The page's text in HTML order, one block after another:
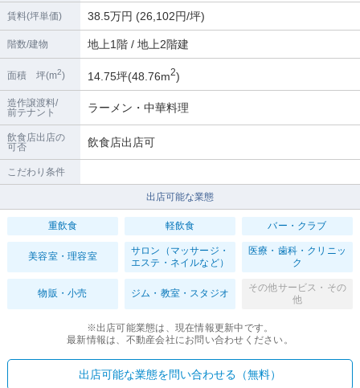
賃料(坪単価) 38.5万円 (26,102円/坪)
階数/建物 地上1階 / 地上2階建
面積 坪(m2) 14.75坪(48.76m2)
造作譲渡料/
前テナント
ラーメン・中華料理
飲食店出店の
可否
飲食店出店可
こだわり条件
出店可能な業態
重飲食 軽飲食 バー・クラブ
美容室・理容室
サロン（マッサージ・
エステ・ネイルなど）
医療・歯科・クリニッ
ク
物販・小売 ジム・教室・スタジオ
その他サービス・その
他
※出店可能業態は、現在情報更新中です。
最新情報は、不動産会社にお問い合わせください。
出店可能な業態を問い合わせる（無料）